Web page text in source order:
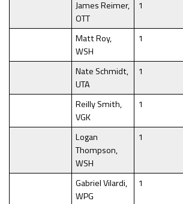
James Reimer,
OTT
1
Matt Roy,
WSH
1
Nate Schmidt,
UTA
1
Reilly Smith,
VGK
1
Logan
Thompson,
WSH
1
Gabriel Vilardi,
WPG
1